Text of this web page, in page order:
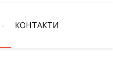
КОНТАКТИ